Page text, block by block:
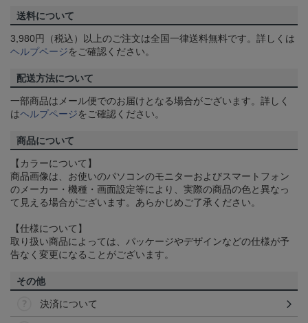
送料について
3,980円（税込）以上のご注文は全国一律送料無料です。詳しくは
ヘルプページをご確認ください。
配送方法について
一部商品はメール便でのお届けとなる場合がございます。詳しく
はヘルプページをご確認ください。
商品について
【カラーについて】
商品画像は、お使いのパソコンのモニターおよびスマートフォン
のメーカー・機種・画面設定等により、実際の商品の色と異なっ
て見える場合がございます。あらかじめご了承ください。
【仕様について】
取り扱い商品によっては、パッケージやデザインなどの仕様が予
告なく変更になることがございます。
その他
決済について